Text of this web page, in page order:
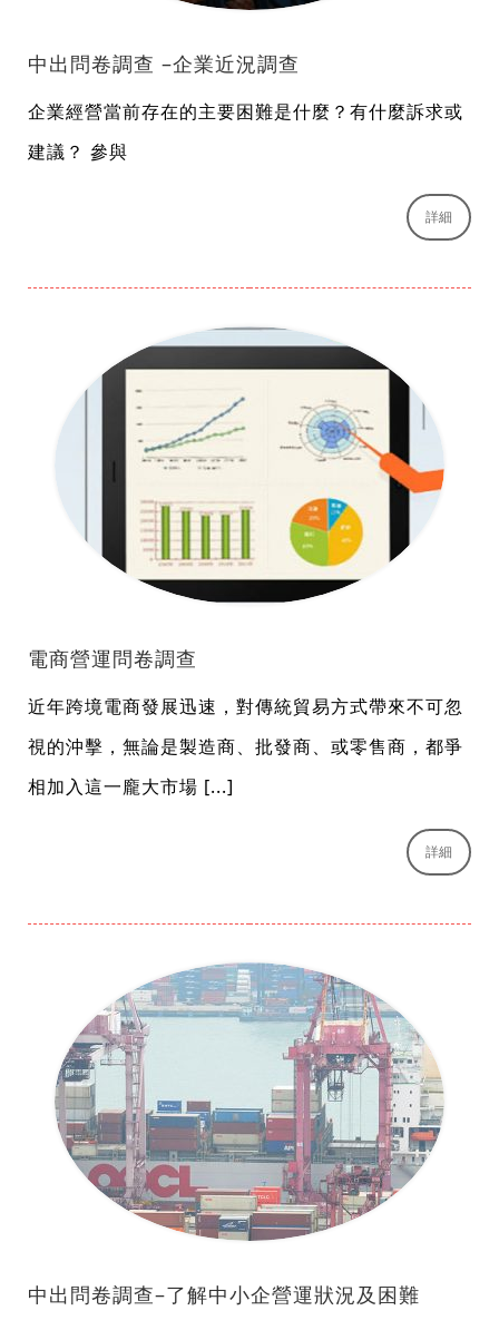
中出問卷調查 –企業近況調查
企業經營當前存在的主要困難是什麼？有什麼訴求或
建議？ 參與
詳細
電商營運問卷調查
近年跨境電商發展迅速，對傳統貿易方式帶來不可忽
視的沖擊，無論是製造商、批發商、或零售商，都爭
相加入這一龐大市場 [...]
詳細
中出問卷調查–了解中小企營運狀況及困難